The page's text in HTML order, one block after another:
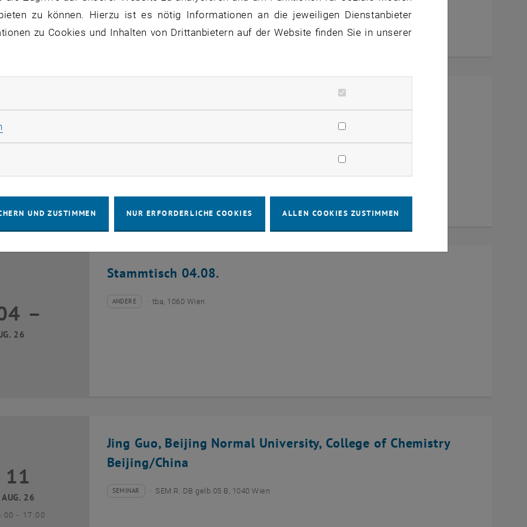
17:00
August 2026
03
-bis
13:30
Stammtisch 04.08.
26
– Veranstaltungstyp:
ANDERE
Veranstaltungsort:tba, 1060 Wien
Jing Guo, Beijing Normal University, College of Chemistry
Beijing/China
August 2026
11
AUG. 26
- bis
17:00
Veranstaltungstyp:
SEMINAR
Veranstaltungsort:SEM.R. DB gelb 05 B, 1040 Wien
zu können. Hierzu ist es nötig Informationen an die jeweiligen Dienstanbieter
zu Cookies und Inhalten von Drittanbietern auf der Website finden Sie in unserer
Cookies zulassen
UND ZUSTIMMEN NUR ERFORDERLICHE COOKIES ALLEN COOKIES ZUSTIMMEN